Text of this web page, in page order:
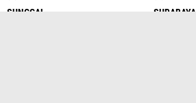
SUNGGAL
SURABAYA